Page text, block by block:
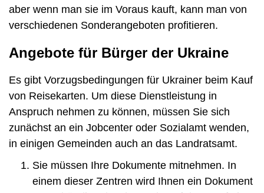
aber wenn man sie im Voraus kauft, kann man von
verschiedenen Sonderangeboten profitieren.
Angebote für Bürger der Ukraine
Es gibt Vorzugsbedingungen für Ukrainer beim Kauf
von Reisekarten. Um diese Dienstleistung in
Anspruch nehmen zu können, müssen Sie sich
zunächst an ein Jobcenter oder Sozialamt wenden,
in einigen Gemeinden auch an das Landratsamt.
Sie müssen Ihre Dokumente mitnehmen. In
einem dieser Zentren wird Ihnen ein Dokument